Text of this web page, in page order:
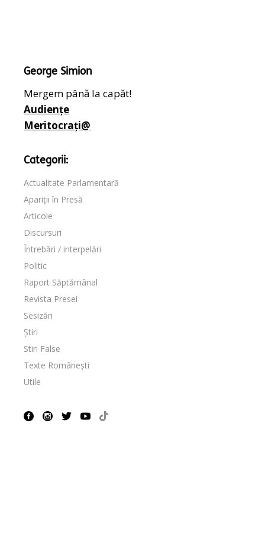
George Simion
Mergem până la capăt!
Audiențe
Meritocrați@
Categorii:
Actualitate Parlamentară
Apariții în Presă
Articole
Discursuri
Întrebări / interpelări
Politic
Raport Săptămânal
Revista Presei
Sesizări
Știri
Stiri False
Texte Românești
Utile